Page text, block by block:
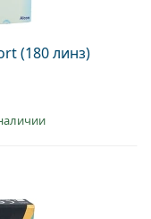
(180 линз)